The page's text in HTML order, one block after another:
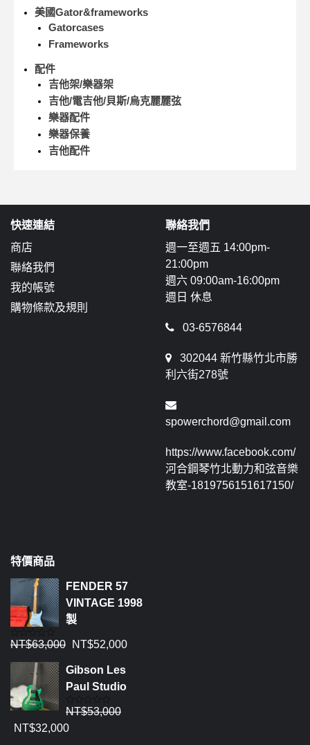
美國Gator&frameworks
Gatorcases
Frameworks
配件
吉他架/樂器架
吉他/電吉他/貝斯/烏克麗麗弦
樂器配件
樂器保養
吉他配件
快速連結
商店
聯絡我們
我的帳號
購物條款及規則
聯絡我們
週一至週五 14:00pm-
21:00pm
週六 09:00am-16:00pm
週日 休息
03-6576844
302044 新竹縣竹北市勝
利六街278號
spowerchord@gmail.com
https://www.facebook.com/
河合鋼琴竹北動力和弦音樂
教室-1819756151617150/
特價商品
FENDER 57
VINTAGE 1998
製
評
0
5
NT$63,000 NT$52,000
Gibson Les
Paul Studio
評
0
NT$53,000
NT$32,000